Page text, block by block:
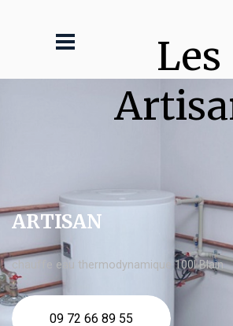
Les
ARTISAN
chauffe eau thermodynamique 100l Blain
09 72 66 89 55